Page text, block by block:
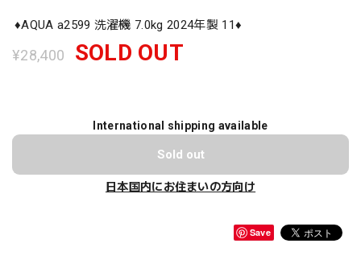
♦️AQUA a2599 洗濯機 7.0kg 2024年製 11♦️
¥28,400 SOLD OUT
International shipping available
Sold out
日本国内にお住まいの方向け
Save